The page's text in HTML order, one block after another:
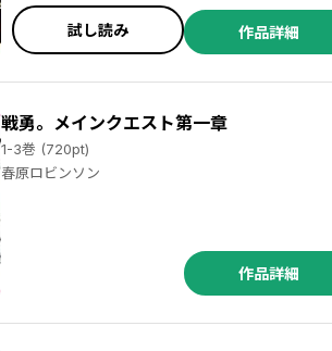
試し読み 作品詳細
戦勇。メインクエスト第一章
1-3巻 (720pt)
春原ロビンソン
作品詳細